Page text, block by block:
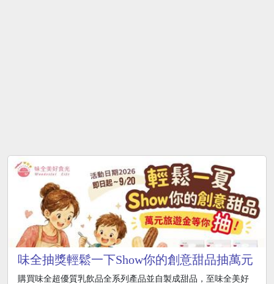
味全抽獎輕鬆一下Show你的創意甜品抽萬元
現金
購買味全超優質乳飲品全系列產品並自製成甜品，至味全美好